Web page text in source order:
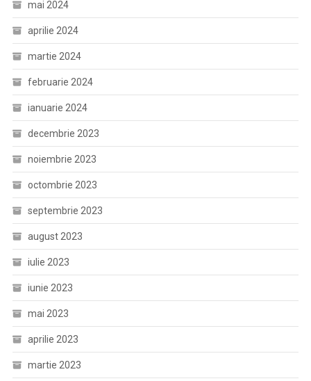
mai 2024
aprilie 2024
martie 2024
februarie 2024
ianuarie 2024
decembrie 2023
noiembrie 2023
octombrie 2023
septembrie 2023
august 2023
iulie 2023
iunie 2023
mai 2023
aprilie 2023
martie 2023